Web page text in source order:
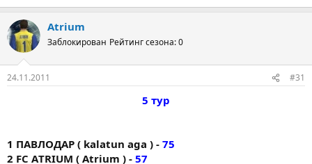
Atrium
Заблокирован Рейтинг сезона: 0
24.11.2011 #31
5 тур
1 ПАВЛОДАР ( kalatun aga ) - 75
2 FC AТRIUM ( Atrium ) - 57